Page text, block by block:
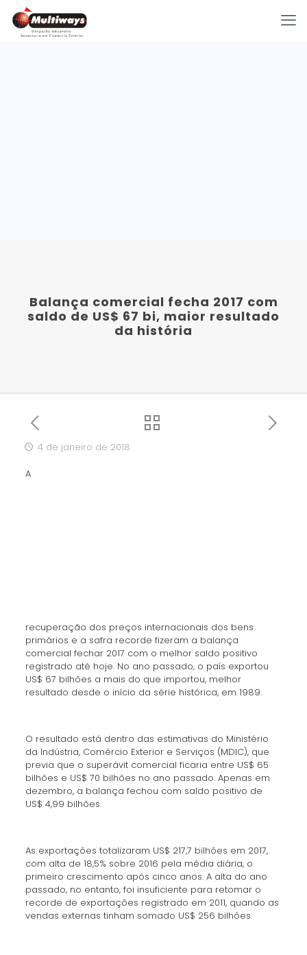
Balança comercial fecha 2017 com
saldo de US$ 67 bi, maior resultado
da história
4 de janeiro de 2018
A
recuperação dos preços internacionais dos bens
primários e a safra recorde fizeram a balança
comercial fechar 2017 com o melhor saldo positivo
registrado até hoje. No ano passado, o país exportou
US$ 67 bilhões a mais do que importou, melhor
resultado desde o início da série histórica, em 1989.
O resultado está dentro das estimativas do Ministério
da Indústria, Comércio Exterior e Serviços (MDIC), que
previa que o superávit comercial ficaria entre US$ 65
bilhões e US$ 70 bilhões no ano passado. Apenas em
dezembro, a balança fechou com saldo positivo de
US$ 4,99 bilhões.
As exportações totalizaram US$ 217,7 bilhões em 2017,
com alta de 18,5% sobre 2016 pela média diária, o
primeiro crescimento após cinco anos. A alta do ano
passado, no entanto, foi insuficiente para retomar o
recorde de exportações registrado em 2011, quando as
vendas externas tinham somado US$ 256 bilhões.